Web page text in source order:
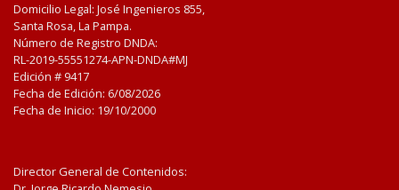
Domicilio Legal: José Ingenieros 855,
Santa Rosa, La Pampa.
Número de Registro DNDA:
RL-2019-55551274-APN-DNDA#MJ
Edición # 9417
Fecha de Edición: 6/08/2026
Fecha de Inicio: 19/10/2000
Director General de Contenidos: